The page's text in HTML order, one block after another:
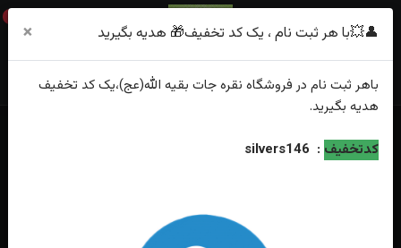
0
خانه فهرست محصولات
👤💥با هر ثبت نام ، یک کد تخفیف🎁 هدیه بگیرید ×
باهر ثبت نام در فروشگاه نقره جات بقیه الله(عج)،یک کد تخفیف
هدیه بگیرید.
کدتخفیف :
silvers146